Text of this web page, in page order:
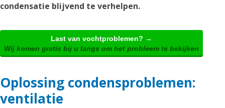
condensatie blijvend te verhelpen.
Last van vochtproblemen? →
Wij komen gratis bij u langs om het probleem te bekijken
Oplossing condensproblemen:
ventilatie